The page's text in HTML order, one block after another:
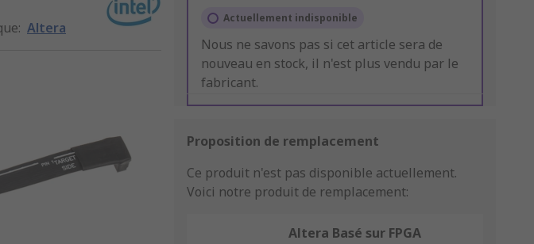
: Altera
Actuellement indisponible
Nous ne savons pas si cet article sera de
nouveau en stock, il n'est plus vendu par le
fabricant.
Proposition de remplacement
Ce produit n'est pas disponible actuellement.
Voici notre produit de remplacement:
Altera Basé sur FPGA